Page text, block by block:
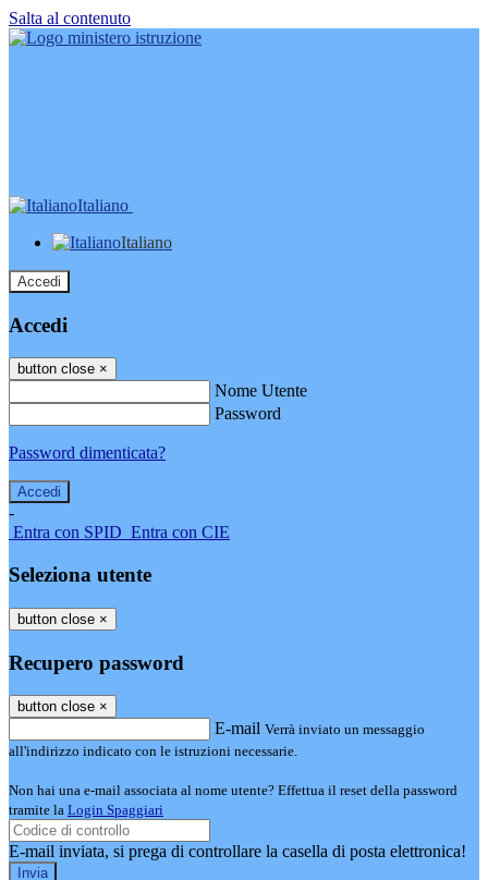
Salta al contenuto
Italiano
Italiano
Accedi
Accedi
button close ×
Nome Utente
Password
Password dimenticata?
-
Entra con SPID Entra con CIE
Seleziona utente
button close ×
Recupero password
button close ×
E-mail Verrà inviato un messaggio
all'indirizzo indicato con le istruzioni necessarie.
Non hai una e-mail associata al nome utente? Effettua il reset della password
tramite la Login Spaggiari
E-mail inviata, si prega di controllare la casella di posta elettronica!